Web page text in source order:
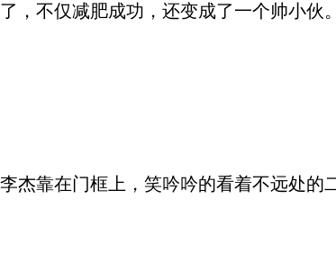
不仅减肥成功，还变成了一个帅小伙。
靠在门框上，笑吟吟的看着不远处的